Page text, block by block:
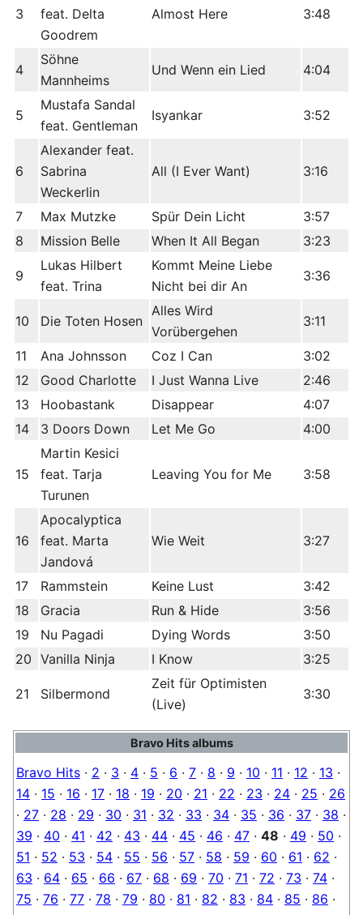
3
feat. Delta
Goodrem
Almost Here 3:48
4
Söhne
Mannheims
Und Wenn ein Lied 4:04
5
Mustafa Sandal
feat. Gentleman
Isyankar 3:52
6
Alexander feat.
Sabrina
Weckerlin
All (I Ever Want) 3:16
7 Max Mutzke Spür Dein Licht
3:57
8
Mission Belle When It All Began 3:23
9
Lukas Hilbert
feat. Trina
Kommt Meine Liebe
Nicht bei dir An
3:36
10 Die Toten Hosen
Alles Wird
Vorübergehen
3:11
11 Ana Johnsson Coz I Can
3:02
12
Good Charlotte I Just Wanna Live
2:46
13
Hoobastank Disappear
4:07
14
3 Doors Down Let Me Go 4:00
15
Martin Kesici
feat. Tarja
Turunen
Leaving You for Me 3:58
16
Apocalyptica
feat. Marta
Jandová
Wie Weit 3:27
17 Rammstein Keine Lust
3:42
18
Gracia Run & Hide
3:56
19
Nu Pagadi Dying Words
3:50
20 Vanilla Ninja I Know 3:25
21 Silbermond
Zeit für Optimisten
(Live)
3:30
Bravo Hits albums
Bravo Hits · 2 · 3 · 4 · 5 · 6 · 7 · 8 · 9 · 10 · 11 · 12 · 13 ·
14 · 15 · 16 · 17 · 18 · 19 · 20 · 21 · 22 · 23 · 24 · 25 · 26
· 27 · 28 · 29 · 30 · 31 · 32 · 33 · 34 · 35 · 36 · 37 · 38 ·
39 · 40 · 41 · 42 · 43 · 44 · 45 · 46 · 47 · 48 · 49 · 50 ·
51 · 52 · 53 · 54 · 55 · 56 · 57 · 58 · 59 · 60 · 61 · 62 ·
63 · 64 · 65 · 66 · 67 · 68 · 69 · 70 · 71 · 72 · 73 · 74 ·
75 · 76 · 77 · 78 · 79 · 80 · 81 · 82 · 83 · 84 · 85 · 86 ·